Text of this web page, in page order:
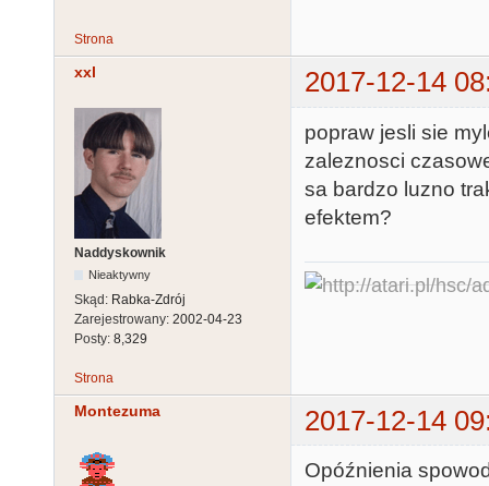
Strona
xxl 2017-12-14
Naddyskownik
Nieaktywny
Skąd: Rabka-Zdrój
Zarejestrowany: 2002-04-23
Posty: 8,329
popraw jesli sie
zaleznosci
sa bardzo luzno
efektem?
Strona
Montezuma 2017-12-14
Opóźnienia